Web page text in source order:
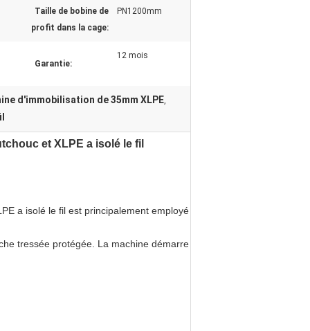
Taille de bobine de
profit dans la cage:
PN1200mm
Garantie:
12 mois
d'immobilisation de 35mm XLPE,
et XLPE a isolé le fil
a isolé le fil est principalement employé
tressée protégée. La machine démarre